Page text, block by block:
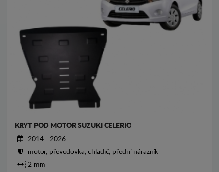
KRYT POD MOTOR SUZUKI CELERIO
2014 - 2026
motor, převodovka, chladič, přední nárazník
2 mm